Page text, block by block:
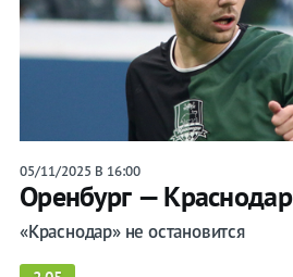
05/11/2025 В 16:00
Оренбург — Краснодар
«Краснодар» не остановится
Сочи
Спартак
Урал
Уфа
ЦСКА